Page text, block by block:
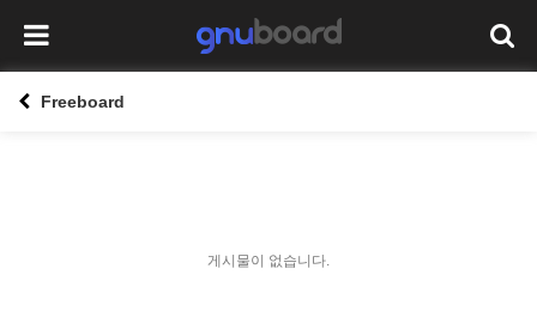
Freeboard
게시물이 없습니다.